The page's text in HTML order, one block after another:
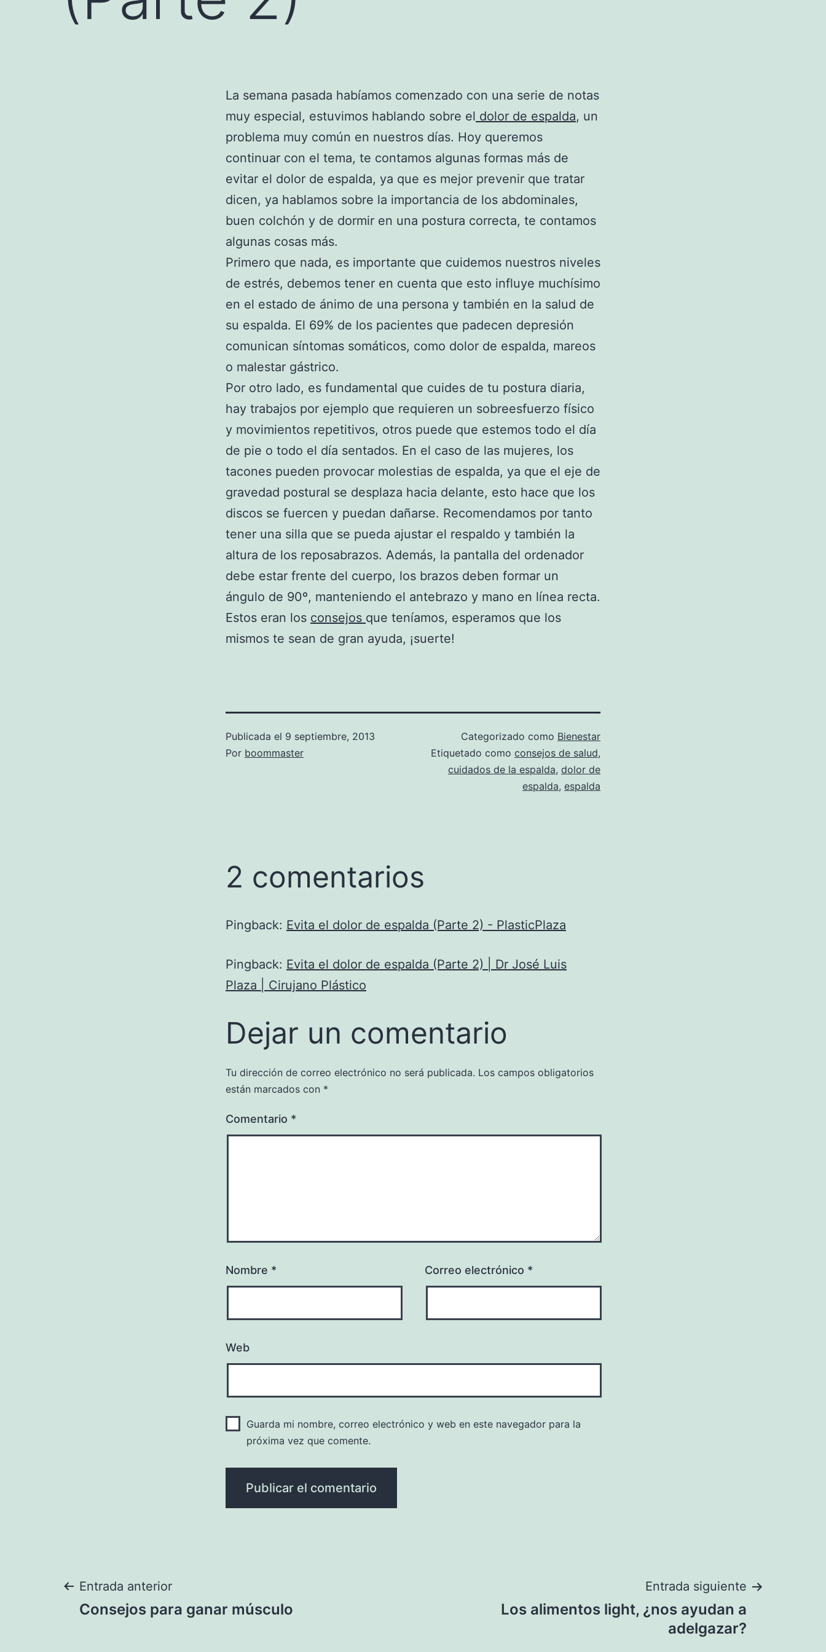
La semana pasada habíamos comenzado con una serie de notas
muy especial, estuvimos hablando sobre el dolor de espalda, un
problema muy común en nuestros días. Hoy queremos
continuar con el tema, te contamos algunas formas más de
evitar el dolor de espalda, ya que es mejor prevenir que tratar
dicen, ya hablamos sobre la importancia de los abdominales,
buen colchón y de dormir en una postura correcta, te contamos
algunas cosas más.
Primero que nada, es importante que cuidemos nuestros niveles
de estrés, debemos tener en cuenta que esto influye muchísimo
en el estado de ánimo de una persona y también en la salud de
su espalda. El 69% de los pacientes que padecen depresión
comunican síntomas somáticos, como dolor de espalda, mareos
o malestar gástrico.
Por otro lado, es fundamental que cuides de tu postura diaria,
hay trabajos por ejemplo que requieren un sobreesfuerzo físico
y movimientos repetitivos, otros puede que estemos todo el día
de pie o todo el día sentados. En el caso de las mujeres, los
tacones pueden provocar molestias de espalda, ya que el eje de
gravedad postural se desplaza hacia delante, esto hace que los
discos se fuercen y puedan dañarse. Recomendamos por tanto
tener una silla que se pueda ajustar el respaldo y también la
altura de los reposabrazos. Además, la pantalla del ordenador
debe estar frente del cuerpo, los brazos deben formar un
ángulo de 90º, manteniendo el antebrazo y mano en línea recta.
Estos eran los consejos que teníamos, esperamos que los
mismos te sean de gran ayuda, ¡suerte!
Publicada el 9 septiembre, 2013
Por boommaster
Categorizado como Bienestar
Etiquetado como consejos de salud,
cuidados de la espalda, dolor de
espalda, espalda
2 comentarios
Pingback: Evita el dolor de espalda (Parte 2) - PlasticPlaza
Pingback: Evita el dolor de espalda (Parte 2) | Dr José Luis
Plaza | Cirujano Plástico
Dejar un comentario
Tu dirección de correo electrónico no será publicada. Los campos obligatorios
están marcados con *
Comentario *
Nombre * Correo electrónico *
Web
Guarda mi nombre, correo electrónico y web en este navegador para la
próxima vez que comente.
Navegación
Entrada anterior
Consejos para ganar músculo
Entrada siguiente
Los alimentos light, ¿nos ayudan a
adelgazar?